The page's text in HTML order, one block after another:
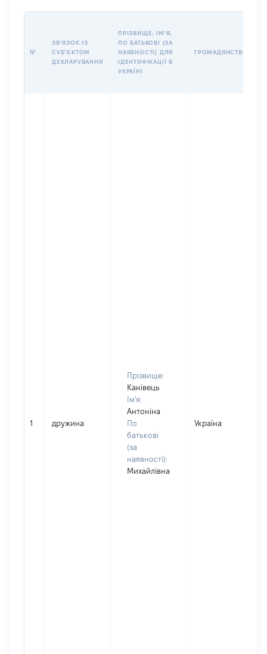
№
ЗВʼЯЗОК ІЗ
СУБʼЄКТОМ
ДЕКЛАРУВАННЯ
ПРІЗВИЩЕ, ІМʼЯ,
ПО БАТЬКОВІ (ЗА
НАЯВНОСТІ) ДЛЯ
ІДЕНТИФІКАЦІЇ В
УКРАЇНІ
ГРОМАДЯНСТВО
1 дружина
Прізвище:
Канівець
Ім'я:
Антоніна
По
батькові
(за
наявності):
Михайлівна
Україна